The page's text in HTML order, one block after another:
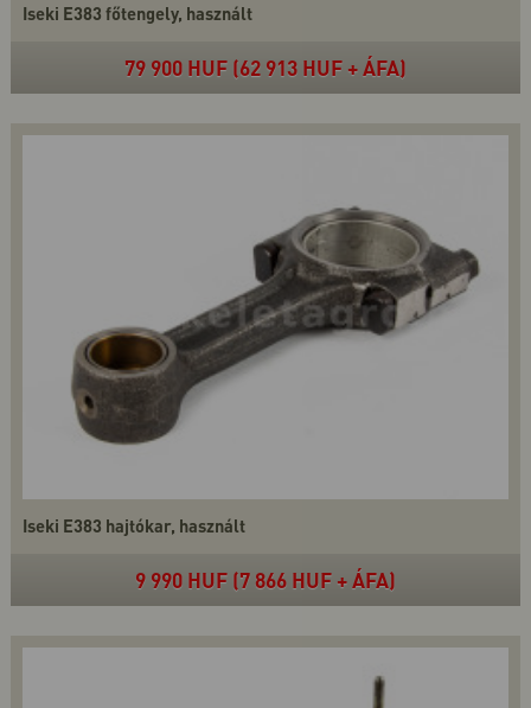
Iseki E383 főtengely, használt
79 900 HUF (62 913 HUF + ÁFA)
Iseki E383 hajtókar, használt
9 990 HUF (7 866 HUF + ÁFA)